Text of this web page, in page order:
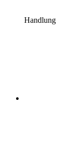
Handlung